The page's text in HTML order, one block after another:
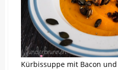
Kürbissuppe mit Bacon